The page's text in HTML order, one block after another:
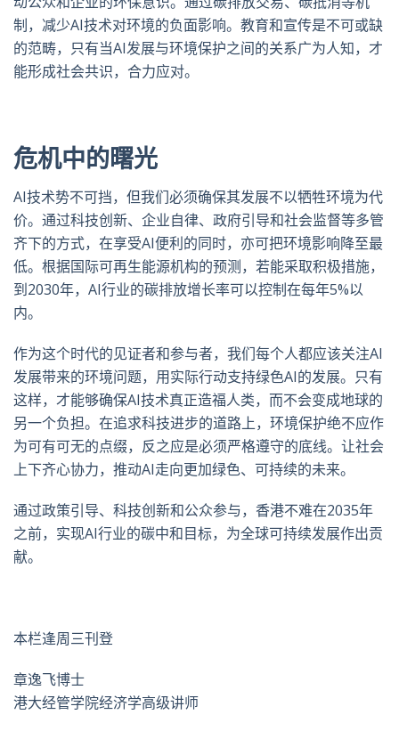
制，减少AI技术对环境的负面影响。教育和宣传是不可或缺
的范畴，只有当AI发展与环境保护之间的关系广为人知，才
能形成社会共识，合力应对。
危机中的曙光
AI技术势不可挡，但我们必须确保其发展不以牺牲环境为代
价。通过科技创新、企业自律、政府引导和社会监督等多管
齐下的方式，在享受AI便利的同时，亦可把环境影响降至最
低。根据国际可再生能源机构的预测，若能采取积极措施，
到2030年， AI行业的碳排放增长率可以控制在每年5%以
内。
作为这个时代的见证者和参与者，我们每个人都应该关注AI
发展带来的环境问题，用实际行动支持绿色AI的发展。只有
这样，才能够确保AI技术真正造福人类，而不会变成地球的
另一个负担。在追求科技进步的道路上，环境保护绝不应作
为可有可无的点缀，反之应是必须严格遵守的底线。让社会
上下齐心协力，推动AI走向更加绿色、可持续的未来。
通过政策引导、科技创新和公众参与，香港不难在2035年
之前，实现AI行业的碳中和目标，为全球可持续发展作出贡
献。
本栏逢周三刊登
章逸飞博士
港大经管学院经济学高级讲师